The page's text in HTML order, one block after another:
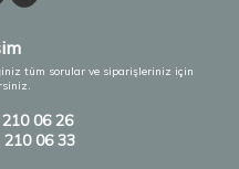
tüm sorular ve siparişleriniz için
06 26
210 06 33